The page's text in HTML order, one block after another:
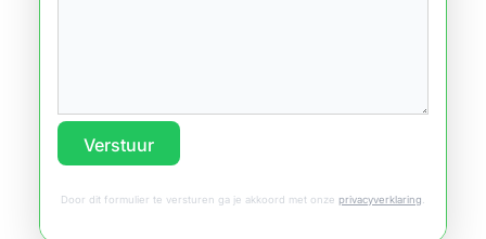
Verstuur
Door dit formulier te versturen ga je akkoord met onze privacyverklaring